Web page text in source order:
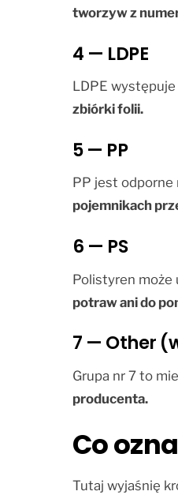
tworzyw z
4 — LDPE
LDPE
zbiórki folii.
5 — PP
PP jest odporne
pojemnikach
6 — PS
Polistyren może
potraw ani do
7 — Other
Grupa nr 7 to
producenta.
Co
Tutaj wyjaśnię